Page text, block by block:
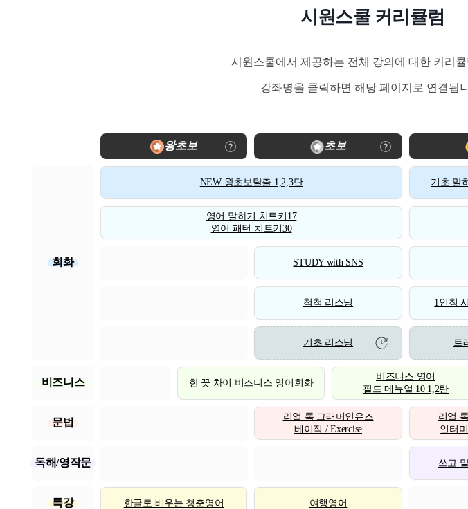
시원스쿨 커리큘럼
시원스쿨에서 제공하는 전체 강의에 대한 커리
강좌명을 클릭하면 해당 페이지로 연결됩
왕초보 초보
회화
NEW 왕초보탈출 1,2,3탄 기초 말
영어 말하기 치트키17
영어 패턴 치트키30
STUDY with SNS
척척 리스닝 1인칭
기초 리스닝 트
비즈니스 한 끗 차이 비즈니스 영어회화
비즈니스 영어
필드 메뉴얼 10 1,2탄
문법
리얼 톡 그래머인유즈
베이직 / Exercise
리얼
인터
독해/영작문 쓰고
특강 한글로 배우는 청춘영어 여행영어